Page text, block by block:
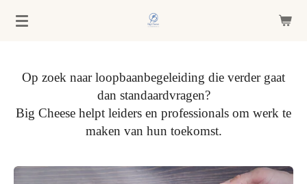
Ga
hoofdinhoud
Op zoek naar loopbaanbegeleiding die verder gaat
dan standaardvragen?
Big Cheese helpt leiders en professionals om werk te
maken van hun toekomst.